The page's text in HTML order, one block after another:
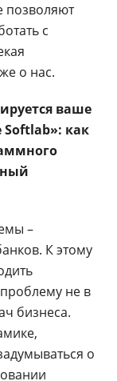
позволяют
с
о нас.
ваше
как
–
К этому
не в
бизнеса.
о